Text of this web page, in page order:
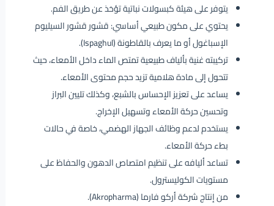
يتوفر على هيئة كبسولات نباتية تؤخذ عن طريق الفم.
يحتوي على مكون طبيعي أساسي: قشور قشور السيليوم
الإسباغول أو ما يعرف بالقاطونة (Ispaghul).
تركيبته غنية بألياف طبيعية تمتص الماء داخل الأمعاء، حيث
تتحول إلى مادة هلامية تزيد حجم محتوى الأمعاء.
يساعد على تعزيز الإحساس بالشبع، وكذلك تليين البراز
وتحسين حركة الأمعاء وتسهيل الإخراج.
يستخدم لدعم وظائف الجهاز الهضمي، خاصة في حالات
بطء حركة الأمعاء.
تساعد أليافه على تنظيم امتصاص الدهون والحفاظ على
مستويات الكوليسترول.
من إنتاج شركة أركو فارما (Akropharma).